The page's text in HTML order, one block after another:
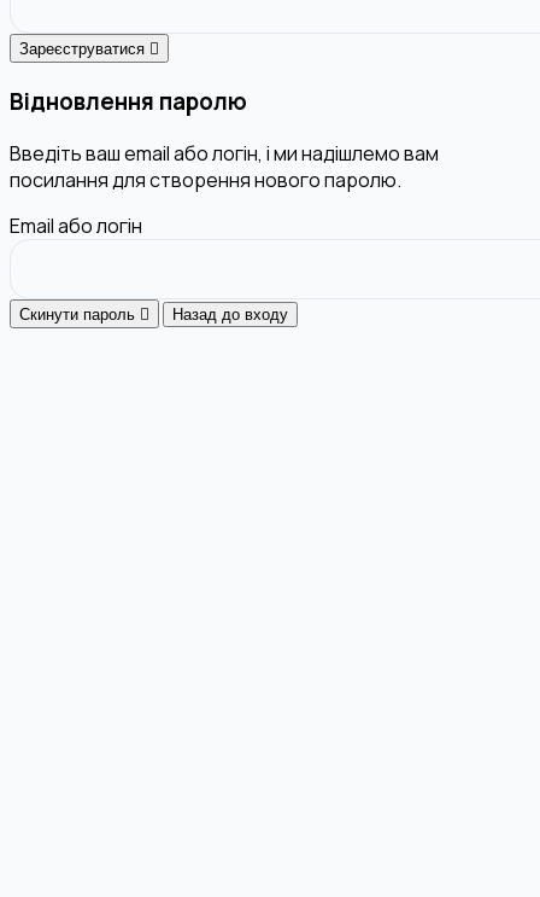
Зареєструватися
Відновлення паролю
Введіть ваш email або логін, і ми надішлемо вам
посилання для створення нового паролю.
Email або логін
Скинути пароль Назад до входу